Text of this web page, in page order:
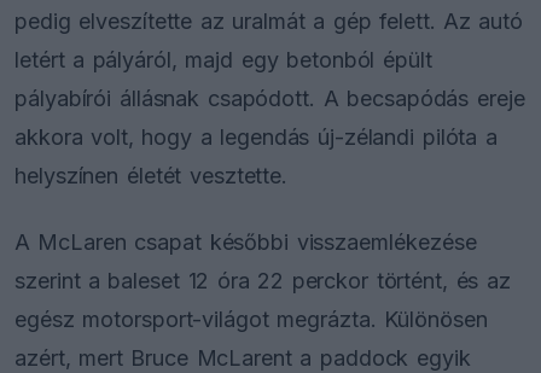
pedig elveszítette az uralmát a gép felett. Az autó
letért a pályáról, majd egy betonból épült
pályabírói állásnak csapódott. A becsapódás ereje
akkora volt, hogy a legendás új-zélandi pilóta a
helyszínen életét vesztette.
A McLaren csapat későbbi visszaemlékezése
szerint a baleset 12 óra 22 perckor történt, és az
egész motorsport-világot megrázta. Különösen
azért, mert Bruce McLarent a paddock egyik